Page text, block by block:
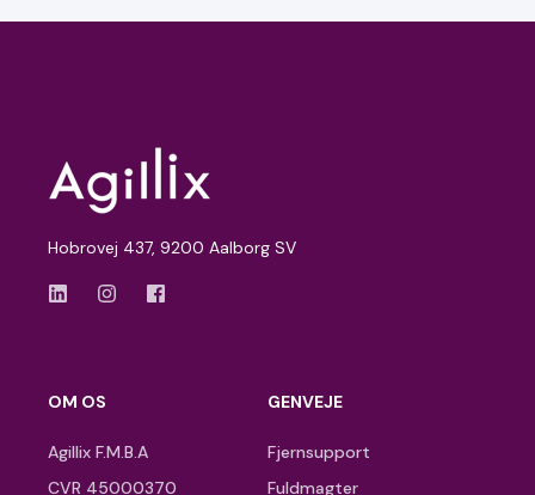
Hobrovej 437, 9200 Aalborg SV
OM OS
Agillix F.M.B.A
CVR 45000370
GENVEJE
Fjernsupport
Fuldmagter